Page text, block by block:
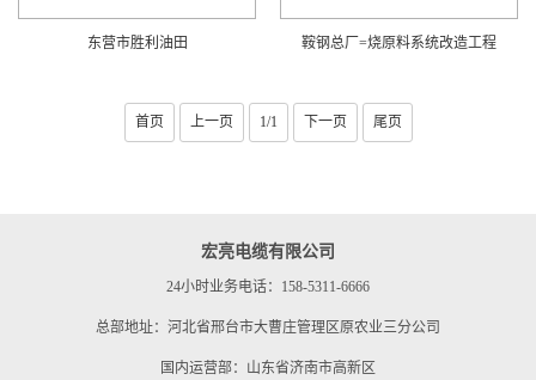
东营市胜利油田 鞍钢总厂=烧原料系统改造工程
首页 上一页 1/1 下一页 尾页
宏亮电缆有限公司
24小时业务电话：158-5311-6666
总部地址：河北省邢台市大曹庄管理区原农业三分公司
国内运营部：山东省济南市高新区